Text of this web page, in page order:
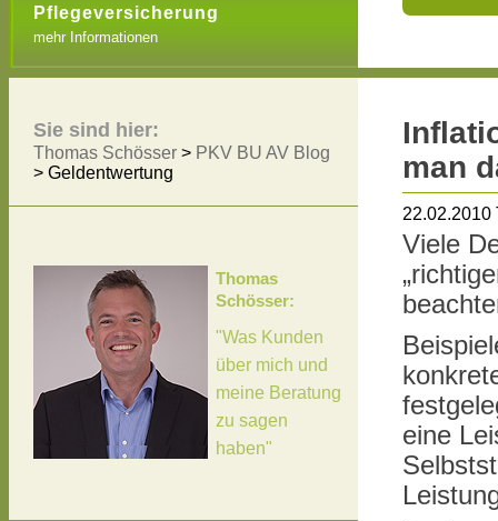
Pflegeversicherung
mehr Informationen
man
22.02.2010
Viele
eine
Sie sind hier:
Thomas Schösser > PKV BU AV Blog
> Geldentwertung
Thomas
Schösser:
"Was Kunden
über mich und
meine Beratung
zu sagen
haben"